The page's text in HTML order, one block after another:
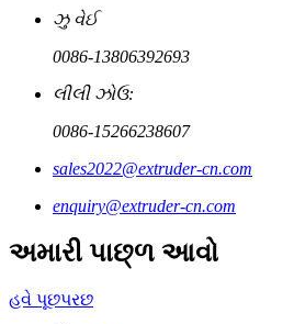
ઝુ વેઈ
0086-13806392693
લીલી ઝોઉ:
0086-15266238607
sales2022@extruder-cn.com
enquiry@extruder-cn.com
અમારી પાછ્ળ આવો
હવે પૂછપરછ